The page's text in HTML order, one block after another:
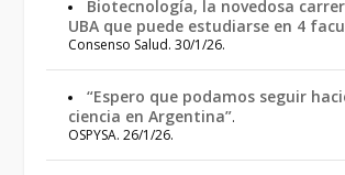
Biotecnología, la novedosa
UBA que puede estudiarse en 4
Consenso Salud. 30/1/26.
“Espero que podamos seguir
ciencia en Argentina”.
OSPYSA. 26/1/26.